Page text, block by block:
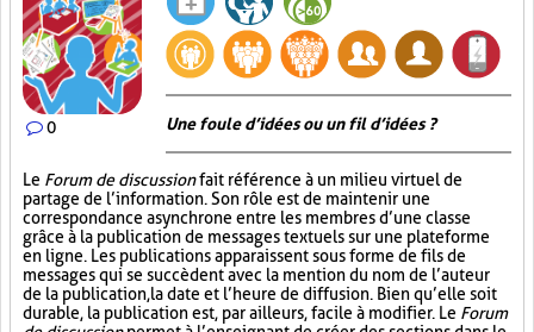
0 Une foule d’idées ou un fil d’idées ?
Le Forum de discussionfait référence à un milieu virtuel de
partage de l’information. Son rôle est de maintenir une
correspondance asynchrone entre les membres d’une classe
grâce à la publication de messages textuels sur une plateforme
en ligne. Les publications apparaissent sous forme de fils de
messages qui se succèdent avec la mention du nom de l’auteur
de la publication, la date et l’heure de diffusion. Bien qu’elle soit
durable, la publication est, par ailleurs, facile à modifier. Le Forum